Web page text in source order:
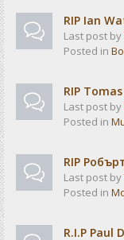
RIP Ian
Last post by
Posted in
RIP
Last post by
Posted in
RIP
Last post by
Posted in
R.I.P Paul